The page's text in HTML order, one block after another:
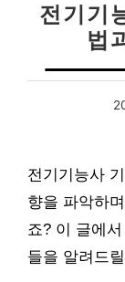
전기기
법
전기기능사
향을 파악하
죠? 이 글에
들을 알려드